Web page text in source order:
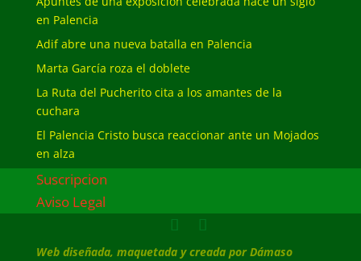
en Palencia
Adif abre una nueva batalla en Palencia
Marta García roza el doblete
La Ruta del Pucherito cita a los amantes de la
cuchara
El Palencia Cristo busca reaccionar ante un Mojados
en alza
Suscripcion
Aviso Legal
Web diseñada, maquetada y creada por Dámaso